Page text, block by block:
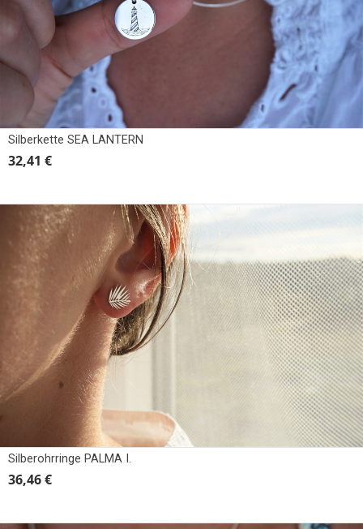
Silberkette SEA LANTERN
32,41 €
Silberohrringe PALMA I.
36,46 €